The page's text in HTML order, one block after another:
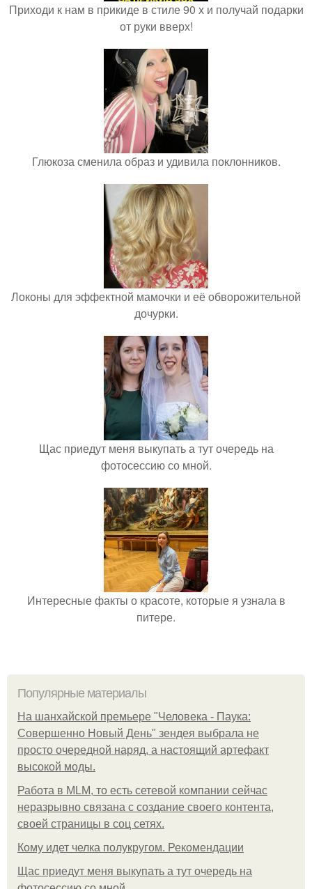
Приходи к нам в прикиде в стиле 90 х и получай подарки
от руки вверх!
Глюкоза сменила образ и удивила поклонников.
Локоны для эффектной мамочки и её обворожительной
дочурки.
Щас приедут меня выкупать а тут очередь на
фотосессию со мной.
Интересные факты о красоте, которые я узнала в
питере.
Популярные материалы
На шанхайской премьере "Человека - Паука:
Совершенно Новый День" зендея выбрала не
просто очередной наряд, а настоящий артефакт
высокой моды.
Работа в MLM, то есть сетевой компании сейчас
неразрывно связана с создание своего контента,
своей страницы в соц сетях.
Кому идет челка полукругом. Рекомендации
Щас приедут меня выкупать а тут очередь на